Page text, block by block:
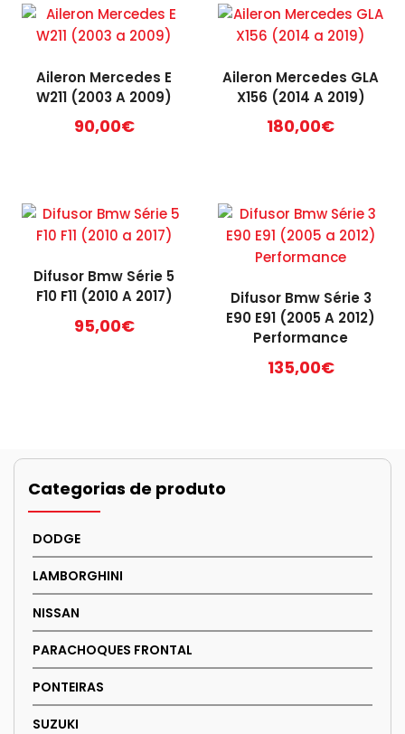
Aileron Mercedes E
W211 (2003 A 2009)
90,00€
Aileron Mercedes GLA
X156 (2014 A 2019)
180,00€
Difusor Bmw Série 5
F10 F11 (2010 A 2017)
95,00€
Difusor Bmw Série 3
E90 E91 (2005 A 2012)
Performance
135,00€
Categorias de produto
DODGE
LAMBORGHINI
NISSAN
PARACHOQUES FRONTAL
PONTEIRAS
SUZUKI